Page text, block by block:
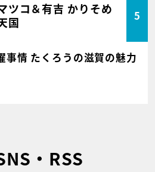
ツコ＆有吉 かりそめ
国
5
事情 たくろうの滋賀の魅力
・RSS